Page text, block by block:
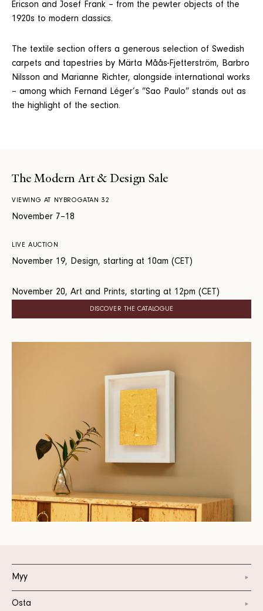
Ericson and Josef Frank – from the pewter objects of the
1920s to modern classics.
The textile section offers a generous selection of Swedish
carpets and tapestries by Märta Måås-Fjetterström, Barbro
Nilsson and Marianne Richter, alongside international works
– among which Fernand Léger’s ”Sao Paulo” stands out as
the highlight of the section.
The Modern Art & Design Sale
VIEWING AT NYBROGATAN 32
November 7–18
LIVE AUCTION
November 19, Design, starting at 10am (CET)
November 20, Art and Prints, starting at 12pm (CET)
DISCOVER THE CATALOGUE
Myy
Osta